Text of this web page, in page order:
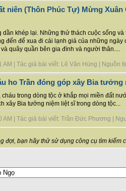
niên (Thôn Phúc Tự) Mừng Xuân
dần khép lại. Những thử thách cuộc sống
đến để xua đi cái lạnh giá của những ngày
quây quần bên gia đình và người thân....
| Tác giả bài viết: Lê Văn Hùng | Nguồn
ho Trần đóng góp xây Bia
trong dòng tộc ở khắp mọi miền đất
xây Bia tưởng niệm liệt sĩ trong dòng tộc...
| Tác giả bài viết: Trần Đức Phương |
đợi, bạn hãy thử sử dụng công cụ tìm kiếm